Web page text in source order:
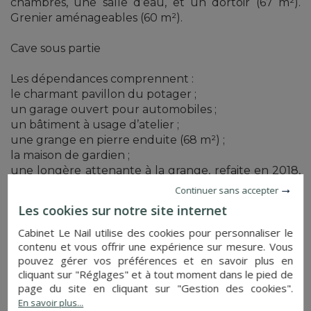
Grenier aménageables (60 m²).
Cave sous partie
Les dépendances comprennent :
le charmant pavillon du potager ;
un garage ouvert pour automobiles ;
un bâtiment à usage d’atelier ;
une grange en pierre enduite (68 m²) ;
la maison de gardien ;
une longère attenante à la grange, refaite en 2018,
comprenant une salle de séjour avec cuisine, 2
bucher et des WC ;
un tennis quick des années 2000 complète la
propriété.
Le terrain d’une surface de 53ha 10a 45ca est
remarquablement disposé autour du château
constituant ainsi un véritable écrin protecteur et
Continuer sans accepter
Les cookies sur notre site internet
Cabinet Le Nail utilise des cookies pour personnaliser le
contenu et vous offrir une expérience sur mesure. Vous
pouvez gérer vos préférences et en savoir plus en
cliquant sur "Réglages" et à tout moment dans le pied de
page du site en cliquant sur "Gestion des cookies".
En savoir plus...